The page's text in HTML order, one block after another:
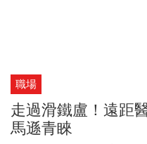
職場
走過滑鐵盧！遠距
馬遜青睞